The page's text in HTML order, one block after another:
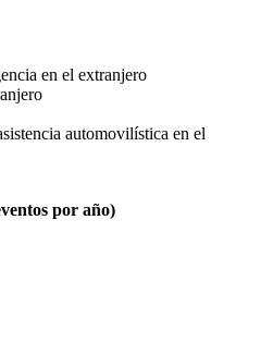
en el extranjero
automovilística en el
por año)